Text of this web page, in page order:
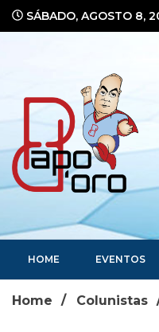
SÁBADO, AGOSTO 8,
Portal de Notícias
HOME EVENTOS
Home Colunistas